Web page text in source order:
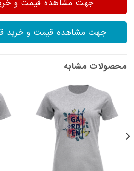
جهت مشاهده قیمت و
جهت مشاهده قیمت و خرید
محصولات مشابه